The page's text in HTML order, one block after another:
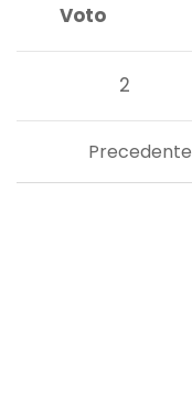
Voto
2
Precedente